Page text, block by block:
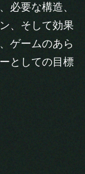
必要な構造、
、そして効果
ゲームのあら
としての目標